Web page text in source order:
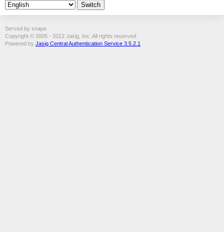
Served by snape
Copyright © 2005 - 2012 Jasig, Inc. All rights reserved.
Powered by Jasig Central Authentication Service 3.5.2.1